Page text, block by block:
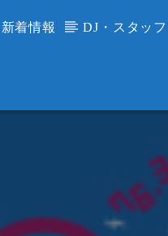
新着情報 DJ・スタッフ